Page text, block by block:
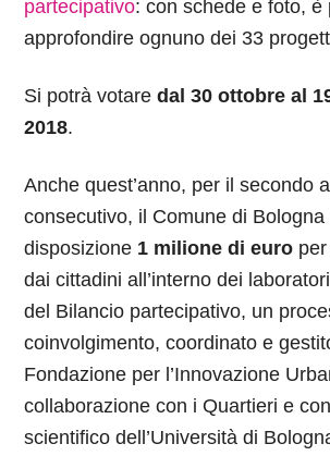
partecipativo: con schede e foto, è
approfondire ognuno dei 33
Si potrà votaredal 30 ottobre al
2018.
Anche quest’anno, per il secondo
consecutivo, il Comune di Bologna
disposizione 1 milione di euro
dai cittadini all’interno dei
del Bilancio partecipativo, un
coinvolgimento, coordinato e
Fondazione per l’Innovazione
collaborazione con i Quartieri e
scientifico dell’Università di